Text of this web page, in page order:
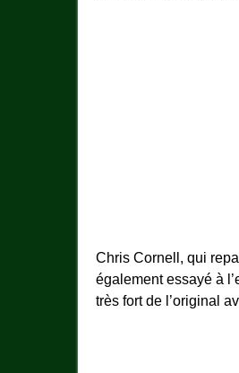
Chris Cornell, qui
également essayé à
très fort de l’original